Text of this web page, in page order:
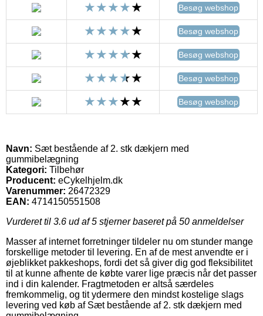
Besøg webshop
Besøg webshop
Besøg webshop
Besøg webshop
Besøg webshop
Navn: Sæt bestående af 2. stk dækjern med
gummibelægning
Kategori: Tilbehør
Producent: eCykelhjelm.dk
Varenummer: 26472329
EAN: 4714150551508
Vurderet til 3.6 ud af 5 stjerner baseret på 50 anmeldelser
Masser af internet forretninger tildeler nu om stunder mange
forskellige metoder til levering. En af de mest anvendte er i
øjeblikket pakkeshops, fordi det så giver dig god fleksibilitet
til at kunne afhente de købte varer lige præcis når det passer
ind i din kalender. Fragtmetoden er altså særdeles
fremkommelig, og tit ydermere den mindst kostelige slags
levering ved køb af Sæt bestående af 2. stk dækjern med